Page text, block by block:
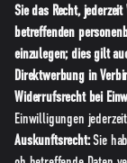
Sie das Recht,
betreffenden
einzulegen; dies gilt
Direktwerbung in
Widerrufsrecht bei
Einwilligungen
Auskunftsrecht:Sie